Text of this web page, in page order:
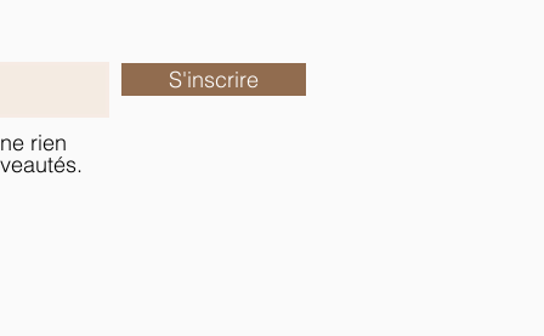
S'inscrire
rien